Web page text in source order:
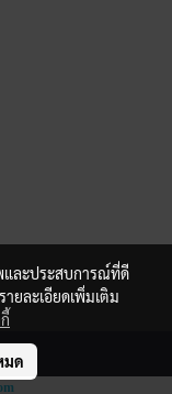
และประสบการณ์ที่ดี
ยละเอียดเพิ่มเติม
มด